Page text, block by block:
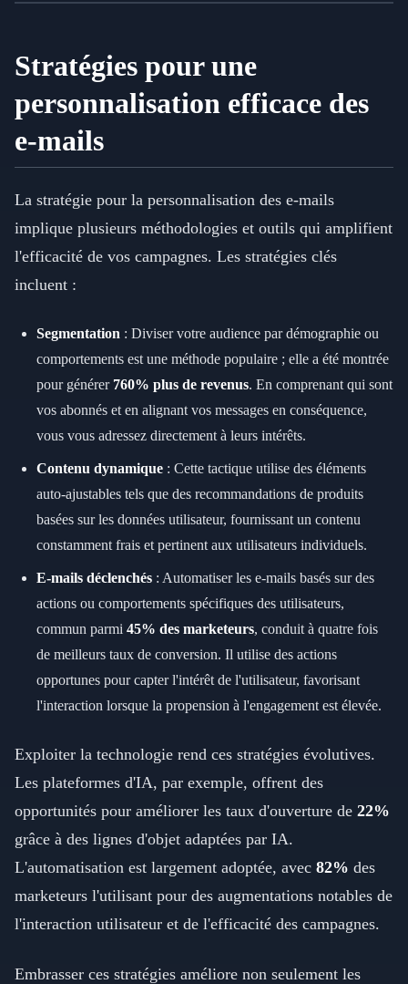
Stratégies pour une
personnalisation efficace des
e-mails
La stratégie pour la personnalisation des e-mails
implique plusieurs méthodologies et outils qui amplifient
l'efficacité de vos campagnes. Les stratégies clés
incluent :
Segmentation : Diviser votre audience par démographie ou
comportements est une méthode populaire ; elle a été montrée
pour générer 760% plus de revenus. En comprenant qui sont
vos abonnés et en alignant vos messages en conséquence,
vous vous adressez directement à leurs intérêts.
Contenu dynamique : Cette tactique utilise des éléments
auto-ajustables tels que des recommandations de produits
basées sur les données utilisateur, fournissant un contenu
constamment frais et pertinent aux utilisateurs individuels.
E-mails déclenchés : Automatiser les e-mails basés sur des
actions ou comportements spécifiques des utilisateurs,
commun parmi 45% des marketeurs, conduit à quatre fois
de meilleurs taux de conversion. Il utilise des actions
opportunes pour capter l'intérêt de l'utilisateur, favorisant
l'interaction lorsque la propension à l'engagement est élevée.
Exploiter la technologie rend ces stratégies évolutives.
Les plateformes d'IA, par exemple, offrent des
opportunités pour améliorer les taux d'ouverture de 22%
grâce à des lignes d'objet adaptées par IA.
L'automatisation est largement adoptée, avec 82% des
marketeurs l'utilisant pour des augmentations notables de
l'interaction utilisateur et de l'efficacité des campagnes.
Embrasser ces stratégies améliore non seulement les